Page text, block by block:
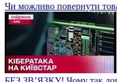
Чи можливо повернути